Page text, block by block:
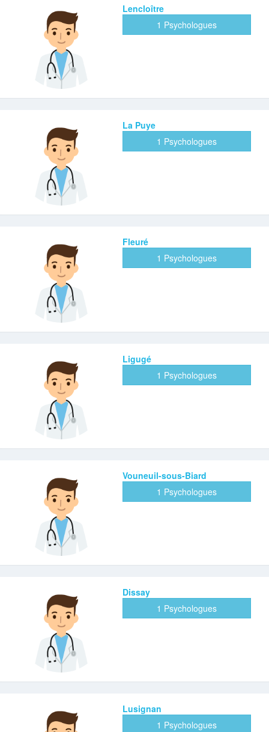
Lencloître
1 Psychologues
La Puye
1 Psychologues
Fleuré
1 Psychologues
Ligugé
1 Psychologues
Vouneuil-sous-Biard
1 Psychologues
Dissay
1 Psychologues
Lusignan
1 Psychologues